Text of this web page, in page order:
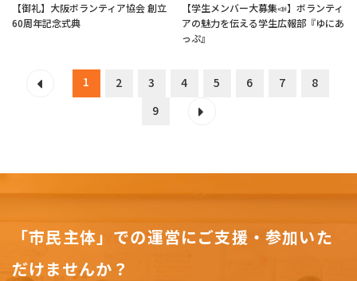
【御礼】大阪ボランティア協会 創立
60周年記念式典
【学生メンバー大募集📣】ボランティ
アの魅力を伝える学生広報部『ゆにあ
っぷ』
1 2 3 4 5 6 7
8
9
「市民主体」での運営にご支援・参加いた
だけませんか？